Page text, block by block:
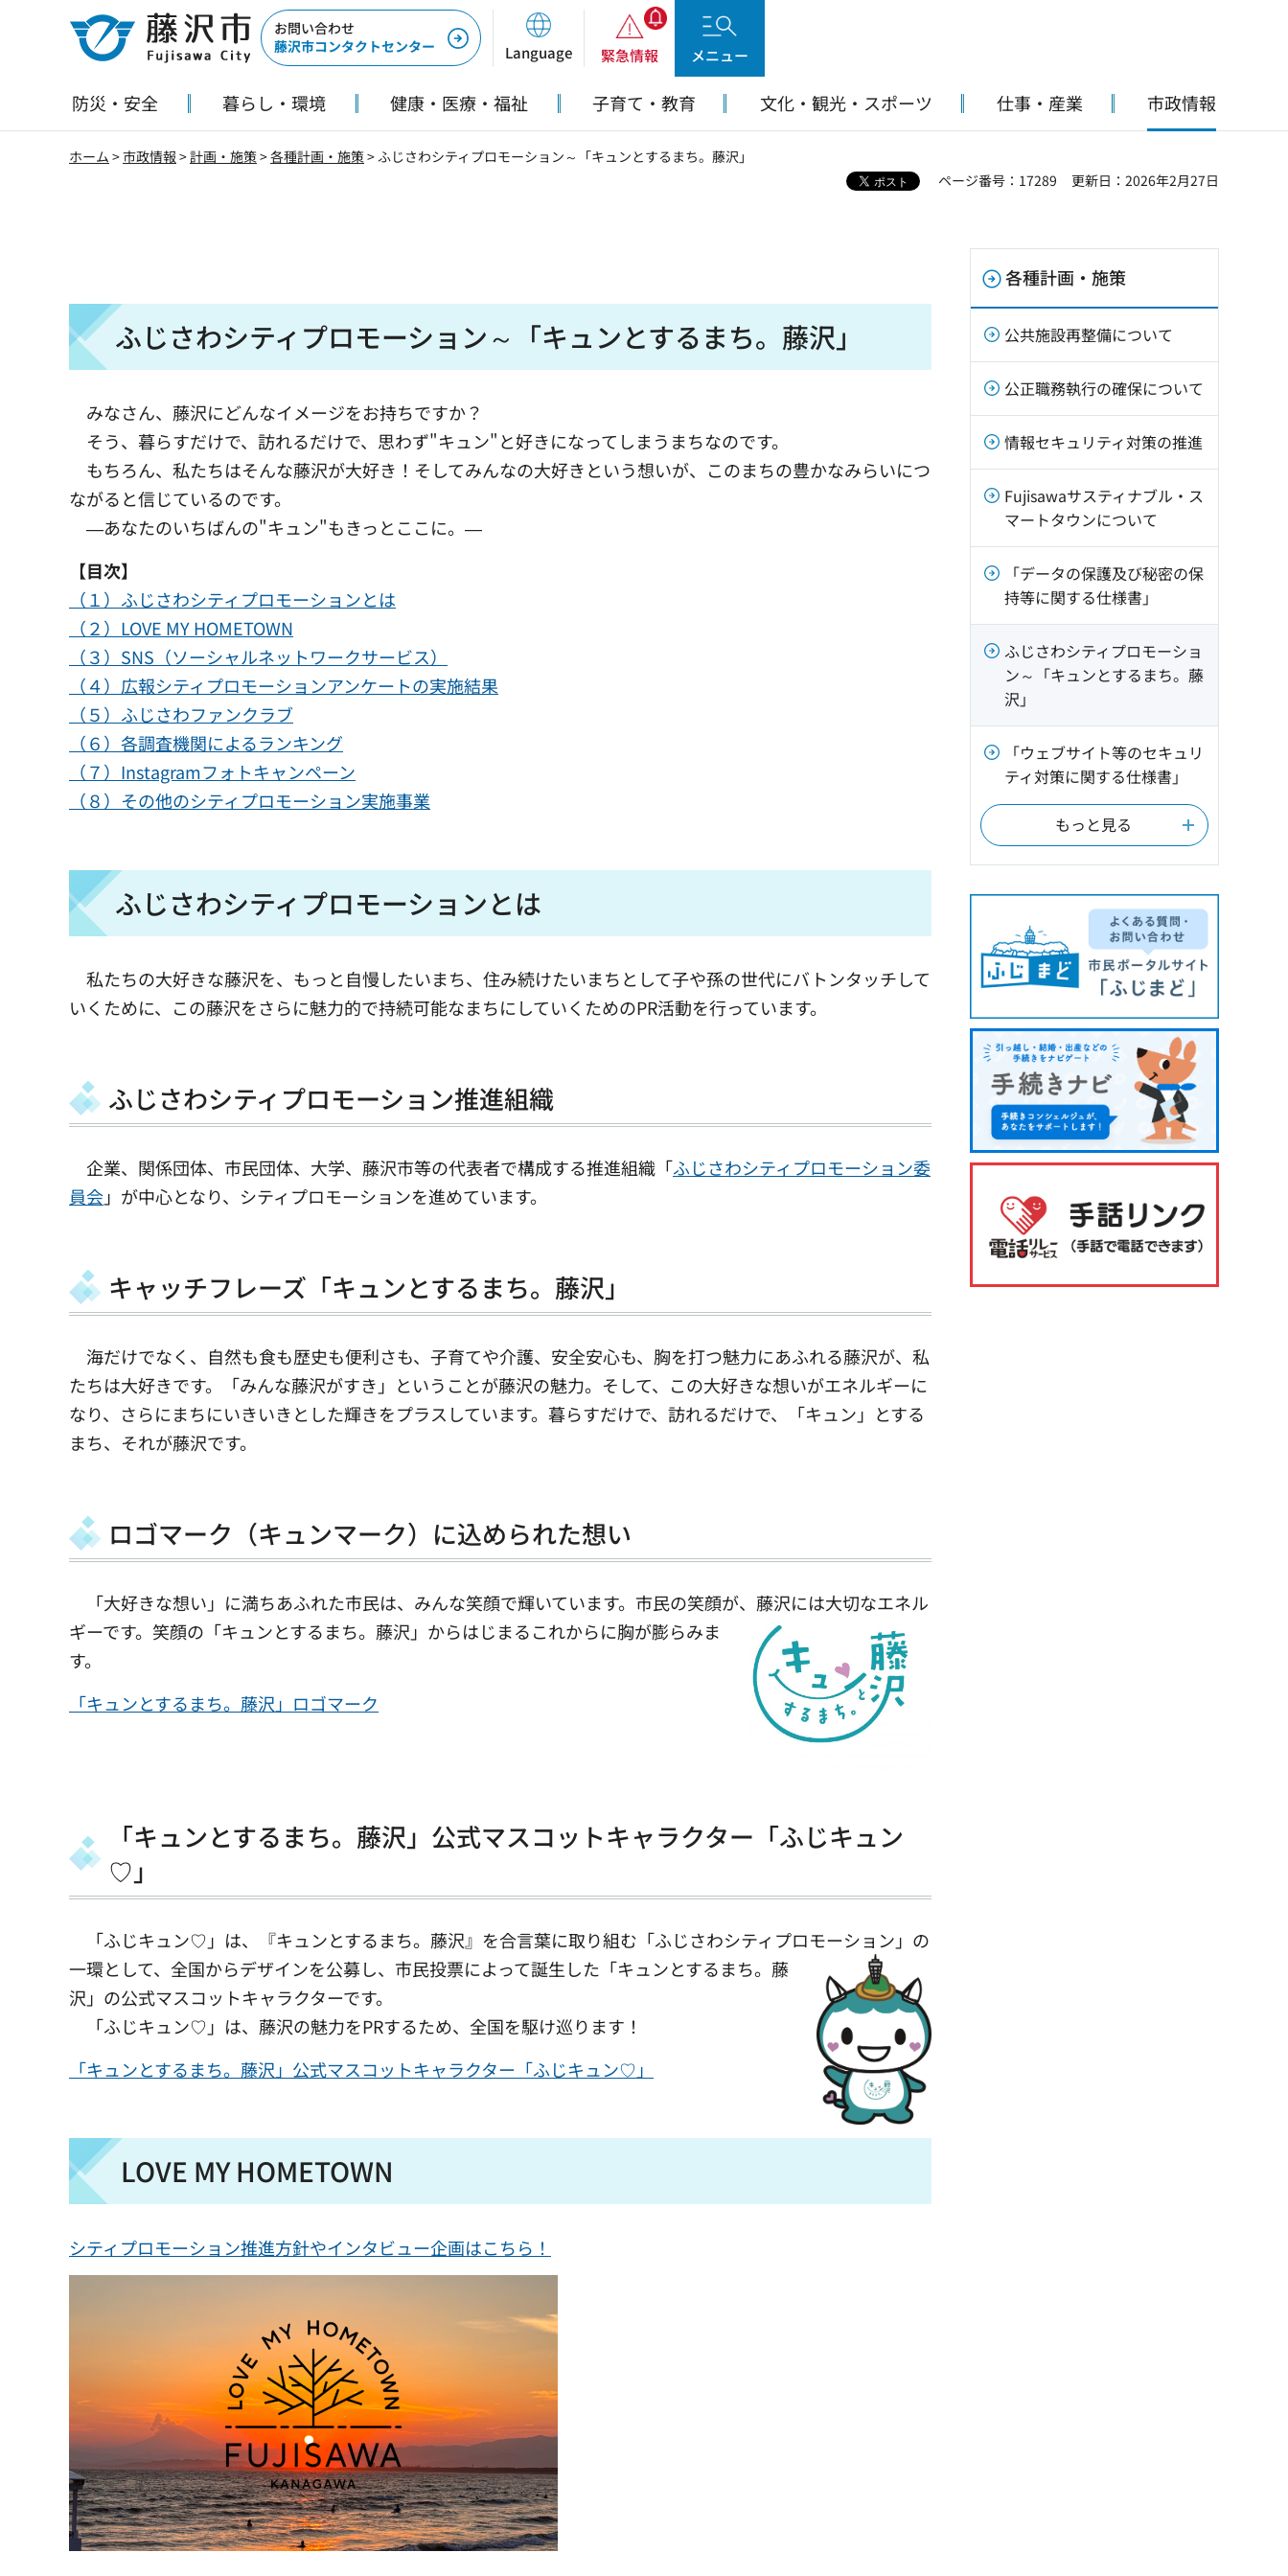
藤沢市
お問い合わせ
藤沢市コンタクトセンター
Language 緊急情報 メニュー
防災・安全 暮らし・環境 健康・医療・福祉 子育て・教育 文化・観光・スポーツ 仕事・産業 市政情報
ホーム >市政情報 >計画・施策>各種計画・施策> ふじさわシティプロモーション～「キュンとするまち。藤沢」
ページ番号：17289
更新日：2026年2月27日
ふじさわシティプロモーション～「キュンとするまち。藤沢」
みなさん、藤沢にどんなイメージをお持ちですか？
そう、暮らすだけで、訪れるだけで、思わず"キュン"と好きになってしまうまちなのです。
もちろん、私たちはそんな藤沢が大好き！そしてみんなの大好きという想いが、このまちの豊かなみらいにつ
ながると信じているのです。
―あなたのいちばんの"キュン"もきっとここに。―
【目次】
（１）ふじさわシティプロモーションとは
（２）LOVE MY HOMETOWN
（３）SNS（ソーシャルネットワークサービス）
（４）広報シティプロモーションアンケートの実施結果
（５）ふじさわファンクラブ
（６）各調査機関によるランキング
（７） Instagramフォトキャンペーン
（８）その他のシティプロモーション実施事業
ふじさわシティプロモーションとは
私たちの大好きな藤沢を、もっと自慢したいまち、住み続けたいまちとして子や孫の世代にバトンタッチして
いくために、この藤沢をさらに魅力的で持続可能なまちにしていくためのPR活動を行っています。
ふじさわシティプロモーション推進組織
企業、関係団体、市民団体、大学、藤沢市等の代表者で構成する推進組織「ふじさわシティプロモーション委
員会」が中心となり、シティプロモーションを進めています。
キャッチフレーズ「キュンとするまち。藤沢」
海だけでなく、自然も食も歴史も便利さも、子育てや介護、安全安心も、胸を打つ魅力にあふれる藤沢が、私
たちは大好きです。「みんな藤沢がすき」ということが藤沢の魅力。そして、この大好きな想いがエネルギーに
なり、さらにまちにいきいきとした輝きをプラスしています。暮らすだけで、訪れるだけで、「キュン」とする
まち、それが藤沢です。
ロゴマーク（キュンマーク）に込められた想い
「大好きな想い」に満ちあふれた市民は、みんな笑顔で輝いています。市民の笑顔が、 藤沢には大切なエネル
ギーです。笑顔の「キュンとするまち。藤沢」からはじまるこれからに胸が膨らみま
す。
「キュンとするまち。藤沢」ロゴマーク
「キュンとするまち。藤沢」公式マスコットキャラクター「ふじキュン
♡」
「ふじキュン♡」は、『キュンとするまち。藤沢』を合言葉に取り組む「ふじさわシティプロモーション」の
一環として、全国からデザインを公募し、市民投票によって誕生した「キュンとするまち。 藤
沢」の公式マスコットキャラクターです。
「ふじキュン♡」は、藤沢の魅力をPRするため、全国を駆け巡ります！
「キュンとするまち。藤沢」公式マスコットキャラクター「ふじキュン♡」
LOVE MY HOMETOWN
シティプロモーション推進方針やインタビュー企画はこちら！
各種計画・施策
公共施設再整備について
公正職務執行の確保について
情報セキュリティ対策の推進
Fujisawaサスティナブル・ス
マートタウンについて
「データの保護及び秘密の保
持等に関する仕様書」
ふじさわシティプロモーショ
ン～「キュンとするまち。藤
沢」
「ウェブサイト等のセキュリ
ティ対策に関する仕様書」
もっと見る